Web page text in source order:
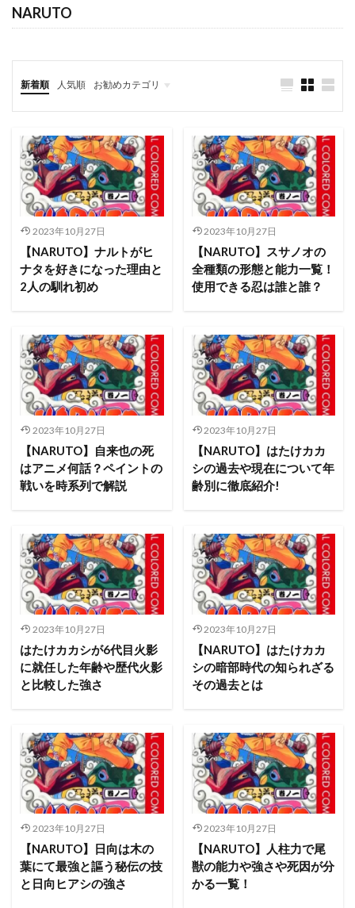
NARUTO
新着順 人気順 お勧めカテゴリ
2023年10月27日
【NARUTO】ナルトがヒ
ナタを好きになった理由と
2人の馴れ初め
2023年10月27日
【NARUTO】スサノオの
全種類の形態と能力一覧！
使用できる忍は誰と誰？
2023年10月27日
【NARUTO】自来也の死
はアニメ何話？ペイントの
戦いを時系列で解説
2023年10月27日
【NARUTO】はたけカカ
シの過去や現在について年
齢別に徹底紹介!
2023年10月27日
はたけカカシが6代目火影
に就任した年齢や歴代火影
と比較した強さ
2023年10月27日
【NARUTO】はたけカカ
シの暗部時代の知られざる
その過去とは
2023年10月27日
【NARUTO】日向は木の
葉にて最強と謳う秘伝の技
と日向ヒアシの強さ
2023年10月27日
【NARUTO】人柱力で尾
獣の能力や強さや死因が分
かる一覧！